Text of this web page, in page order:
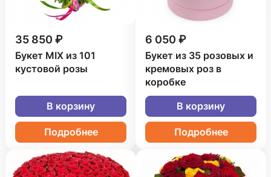
35 850 ₽
Букет MIX из 101
кустовой розы
В корзину
Подробнее
6 050 ₽
Букет из 35 розовых и
кремовых роз в
коробке
В корзину
Подробнее